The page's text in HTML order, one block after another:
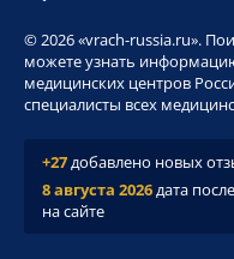
© 2026 «vrach-russia.ru».
можете узнать
медицинских центров
специалисты всех
+27добавлено новых
8 августа 2026дата
на сайте